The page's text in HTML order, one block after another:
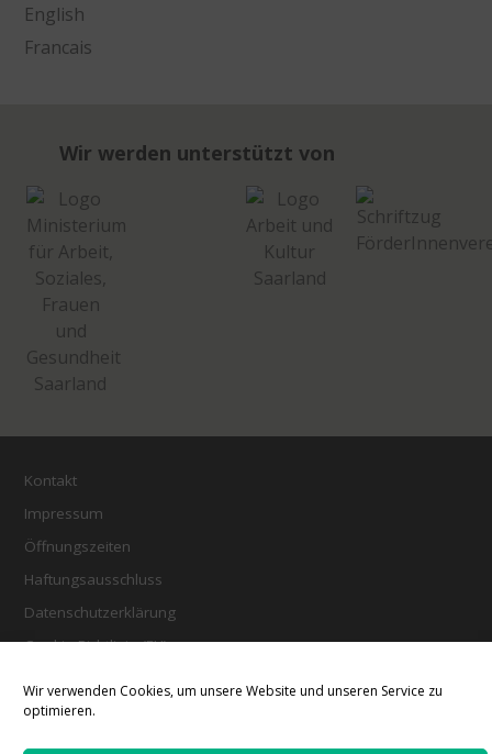
Wir verwenden Cookies, um unsere Website und unseren Service zu
optimieren.
English
Francais
Wir werden unterstützt von
Kontakt
Impressum
Öffnungszeiten
Haftungsausschluss
Datenschutzerklärung
Cookie-Richtlinie (EU)
E-Mail an FrauenGenderBibliothek Saar (FGBS)